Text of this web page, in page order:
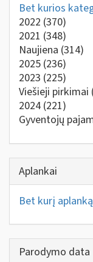
Bet kurios
2022 (370)
2021 (348)
Naujiena (314)
2025 (236)
2023 (225)
Viešieji pirkimai
2024 (221)
Gyventojų
Aplankai
Bet kurį aplanką
Parodymo data